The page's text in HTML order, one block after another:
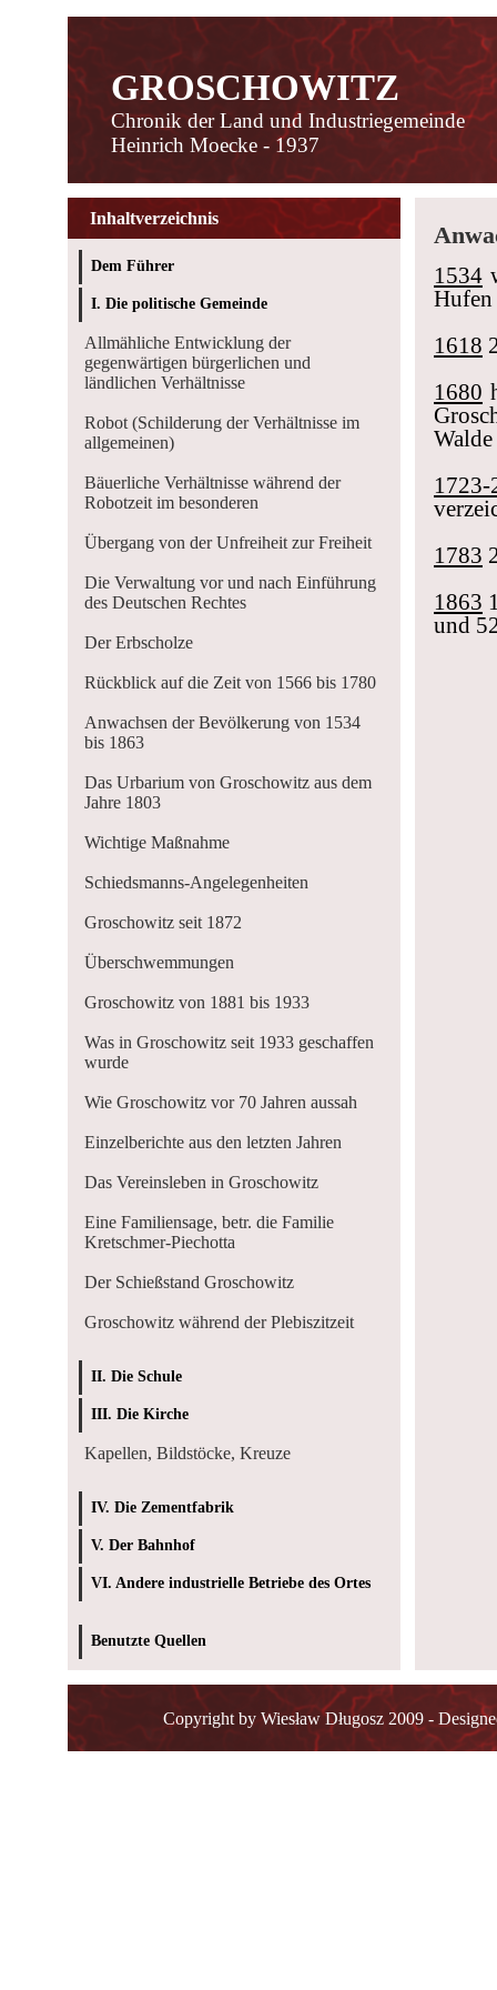
GROSCHOWITZ
Chronik der Land und Industriegemeinde
Heinrich Moecke - 1937
Inhaltverzeichnis
Dem Führer
I. Die politische Gemeinde
Allmähliche Entwicklung der
gegenwärtigen bürgerlichen und
ländlichen Verhältnisse
Robot (Schilderung der Verhältnisse im
allgemeinen)
Bäuerliche Verhältnisse während der
Robotzeit im besonderen
Übergang von der Unfreiheit zur Freiheit
Die Verwaltung vor und nach Einführung
des Deutschen Rechtes
Der Erbscholze
Rückblick auf die Zeit von 1566 bis 1780
Anwachsen der Bevölkerung von 1534
bis 1863
Das Urbarium von Groschowitz aus dem
Jahre 1803
Wichtige Maßnahme
Schiedsmanns-Angelegenheiten
Groschowitz seit 1872
Überschwemmungen
Groschowitz von 1881 bis 1933
Was in Groschowitz seit 1933 geschaffen
wurde
Wie Groschowitz vor 70 Jahren aussah
Einzelberichte aus den letzten Jahren
Das Vereinsleben in Groschowitz
Eine Familiensage, betr. die Familie
Kretschmer-Piechotta
Der Schießstand Groschowitz
Groschowitz während der Plebiszitzeit
II. Die Schule
III. Die Kirche
Kapellen, Bildstöcke, Kreuze
IV. Die Zementfabrik
V. Der Bahnhof
VI. Andere industrielle Betriebe des Ortes
Benutzte Quellen
1534
1618
1680
1723-
1783
1863
und
Copyright by Wiesław Długosz 2009 -